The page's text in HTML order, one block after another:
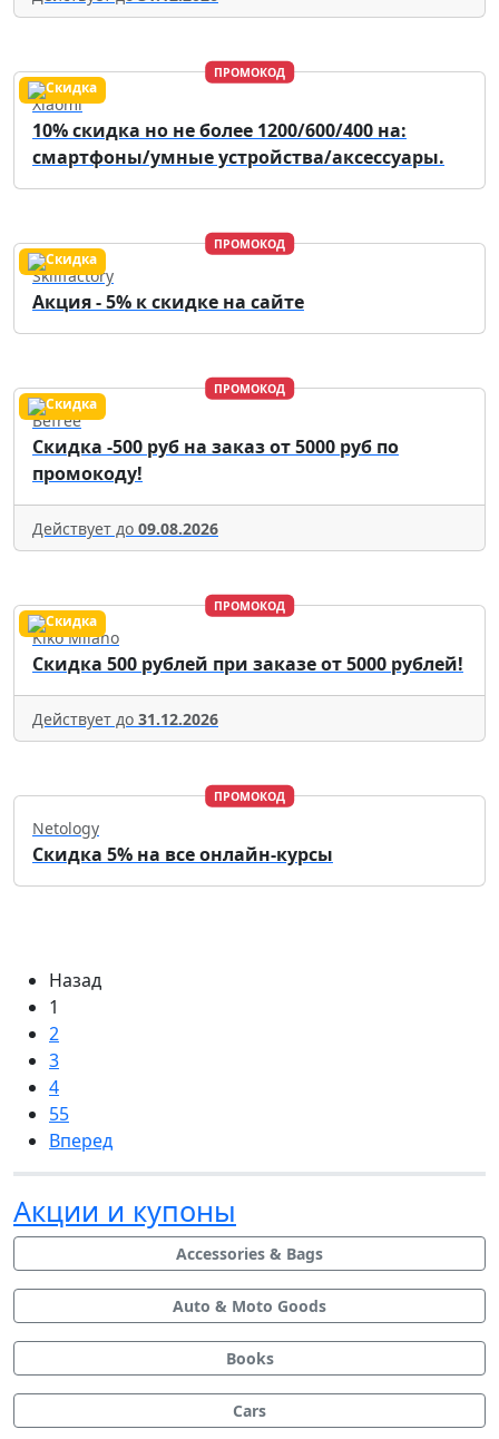
ПРОМОКОД
Xiaomi
10% скидка но не более 1200/600/400 на:
смартфоны/умные устройства/аксессуары.
ПРОМОКОД
Skillfactory
Акция - 5% к скидке на сайте
ПРОМОКОД
Befree
Скидка -500 руб на заказ от 5000 руб по
промокоду!
Действует до 09.08.2026
ПРОМОКОД
Kiko Milano
Скидка 500 рублей при заказе от 5000 рублей!
Действует до 31.12.2026
ПРОМОКОД
Netology
Скидка 5% на все онлайн-курсы
Назад
1
2
3
4
55
Вперед
Акции и купоны
Accessories & Bags
Auto & Moto Goods
Books
Cars